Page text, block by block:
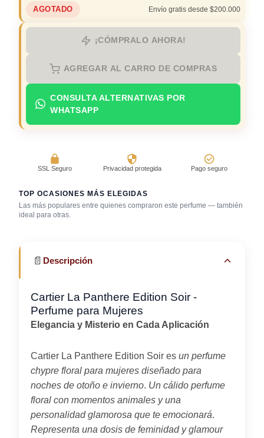
AGOTADO Envío gratis desde $200.000
¡CÓMPRALO AHORA!
AGREGAR AL CARRO DE COMPRAS
CONSULTA ALTERNATIVAS POR
WHATSAPP
SSL Seguro Privacidad protegida Pago seguro
TOP OCASIONES MÁS ELEGIDAS
Las más populares entre quienes compraron este perfume — también
ideal para otras.
Cena romántica
Reuniones
📄 Descripción
Cartier La Panthere Edition Soir -
Perfume para Mujeres
Elegancia y Misterio en Cada Aplicación
Cartier La Panthere Edition Soir es un perfume
chypre floral para mujeres diseñado para
noches de otoño e invierno. Un cálido perfume
floral con momentos animales y una
personalidad glamorosa que te emocionará.
Representa una dosis de feminidad y glamour